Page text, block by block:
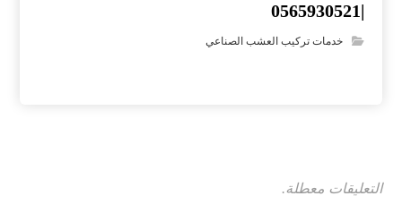
|0565930521
خدمات تركيب العشب الصناعي
التعليقات معطلة.